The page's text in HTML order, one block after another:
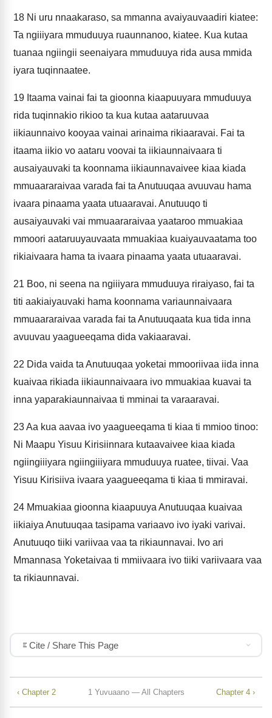
18 Ni uru nnaakaraso, sa mmanna avaiyauvaadiri kiatee:
Ta ngiiiyara mmuduuya ruaunnanoo, kiatee. Kua kutaa
tuanaa ngiingii seenaiyara mmuduuya rida ausa mmida
iyara tuqinnaatee.
19 Itaama vainai fai ta gioonna kiaapuuyara mmuduuya
rida tuqinnakio rikioo ta kua kutaa aataruuvaa
iikiaunnaivo kooyaa vainai arinaima rikiaaravai. Fai ta
itaama iikio vo aataru voovai ta iikiaunnaivaara ti
ausaiyauvaki ta koonnama iikiaunnavaivee kiaa kiada
mmuaararaivaa varada fai ta Anutuuqaa avuuvau hama
ivaara pinaama yaata utuaaravai. Anutuuqo ti
ausaiyauvaki vai mmuaararaivaa yaataroo mmuakiaa
mmoori aataruuyauvaata mmuakiaa kuaiyauvaatama too
rikiaivaara hama ta ivaara pinaama yaata utuaaravai.
21 Boo, ni seena na ngiiiyara mmuduuya riraiyaso, fai ta
titi aakiaiyauvaki hama koonnama variaunnaivaara
mmuaararaivaa varada fai ta Anutuuqaata kua tida inna
avuuvau yaagueeqama dida vakiaaravai.
22 Dida vaida ta Anutuuqaa yoketai mmooriivaa iida inna
kuaivaa rikiada iikiaunnaivaara ivo mmuakiaa kuavai ta
inna yaparakiaunnaivaa ti mminai ta varaaravai.
23Aa kua aavaa ivo yaagueeqama ti kiaa ti mmioo tinoo:
Ni Maapu Yisuu Kirisiinnara kutaavaivee kiaa kiada
ngiingiiiyara ngiingiiiyara mmuduuya ruatee, tiivai. Vaa
Yisuu Kirisiiva ivaara yaagueeqama ti kiaa ti mmiravai.
24 Mmuakiaa gioonna kiaapuuya Anutuuqaa kuaivaa
iikiaiya Anutuuqaa tasipama variaavo ivo iyaki varivai.
Anutuuqo tiiki variivaa vaa ta rikiaunnavai. Ivo ari
Mmannasa Yoketaivaa ti mmiivaara ivo tiiki variivaara vaa
ta rikiaunnavai.
Cite / Share This Page
‹ Chapter 2 1 Yuvuaano — All Chapters Chapter 4 ›